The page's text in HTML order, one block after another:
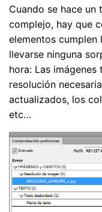
Cuando se hace
complejo, hay que
elementos cumplen
llevarse ninguna
hora: Las
resolución
actualizados, los
etc…